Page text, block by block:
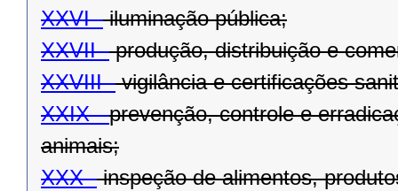
XXVI -iluminação pública;
XXVII -produção, distribuição e
XXVIII -vigilância e certificações
XXIX -prevenção, controle e
animais;
XXX -inspeção de alimentos,